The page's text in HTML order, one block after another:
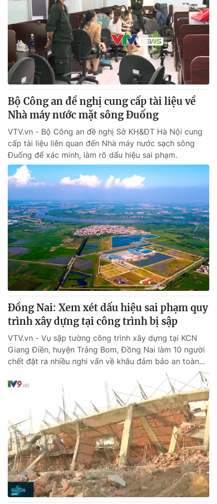
Bộ Công an đề nghị cung cấp tài liệu về
Nhà máy nước mặt sông Đuống
VTV.vn - Bộ Công an đề nghị Sở KH&ĐT Hà Nội cung
cấp tài liệu liên quan đến Nhà máy nước sạch sông
Đuống để xác minh, làm rõ dấu hiệu sai phạm.
Đồng Nai: Xem xét dấu hiệu sai phạm quy
trình xây dựng tại công trình bị sập
VTV.vn - Vụ sập tường công trình xây dựng tại KCN
Giang Điền, huyện Trảng Bom, Đồng Nai làm 10 người
chết đặt ra nhiều nghi vấn về khâu đảm bảo an toàn...